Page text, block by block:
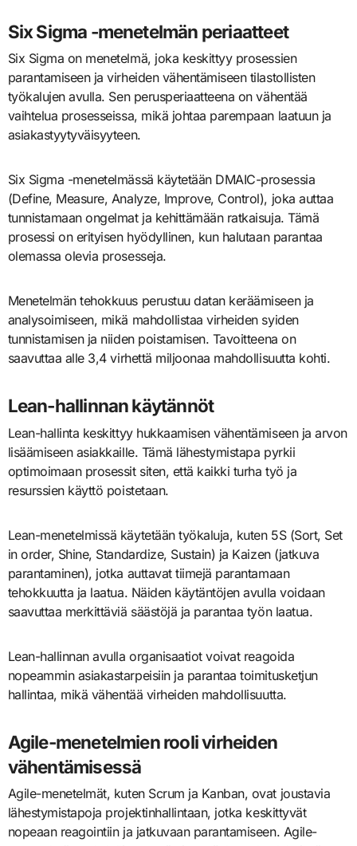
Six Sigma -menetelmän periaatteet
Six Sigma on menetelmä, joka keskittyy prosessien
parantamiseen ja virheiden vähentämiseen tilastollisten
työkalujen avulla. Sen perusperiaatteena on vähentää
vaihtelua prosesseissa, mikä johtaa parempaan laatuun ja
asiakastyytyväisyyteen.
Six Sigma -menetelmässä käytetään DMAIC-prosessia
(Define, Measure, Analyze, Improve, Control), joka auttaa
tunnistamaan ongelmat ja kehittämään ratkaisuja. Tämä
prosessi on erityisen hyödyllinen, kun halutaan parantaa
olemassa olevia prosesseja.
Menetelmän tehokkuus perustuu datan keräämiseen ja
analysoimiseen, mikä mahdollistaa virheiden syiden
tunnistamisen ja niiden poistamisen. Tavoitteena on
saavuttaa alle 3,4 virhettä miljoonaa mahdollisuutta kohti.
Lean-hallinnan käytännöt
Lean-hallinta keskittyy hukkaamisen vähentämiseen ja arvon
lisäämiseen asiakkaille. Tämä lähestymistapa pyrkii
optimoimaan prosessit siten, että kaikki turha työ ja
resurssien käyttö poistetaan.
Lean-menetelmissä käytetään työkaluja, kuten 5S (Sort, Set
in order, Shine, Standardize, Sustain) ja Kaizen (jatkuva
parantaminen), jotka auttavat tiimejä parantamaan
tehokkuutta ja laatua. Näiden käytäntöjen avulla voidaan
saavuttaa merkittäviä säästöjä ja parantaa työn laatua.
Lean-hallinnan avulla organisaatiot voivat reagoida
nopeammin asiakastarpeisiin ja parantaa toimitusketjun
hallintaa, mikä vähentää virheiden mahdollisuutta.
Agile-menetelmien rooli virheiden
vähentämisessä
Agile-menetelmät, kuten Scrum ja Kanban, ovat joustavia
lähestymistapoja projektinhallintaan, jotka keskittyvät
nopeaan reagointiin ja jatkuvaan parantamiseen. Agile-